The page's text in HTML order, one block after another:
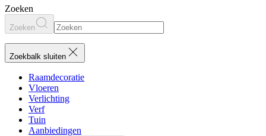
Zoeken
Zoeken
Zoekbalk sluiten
Raamdecoratie
Vloeren
Verlichting
Verf
Tuin
Aanbiedingen